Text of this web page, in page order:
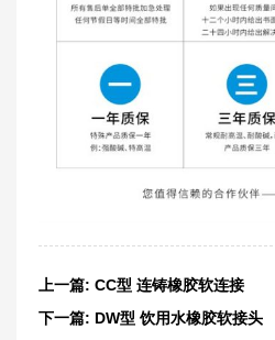
上一篇: CC型 连铸橡胶软连接
下一篇: DW型 饮用水橡胶软接头